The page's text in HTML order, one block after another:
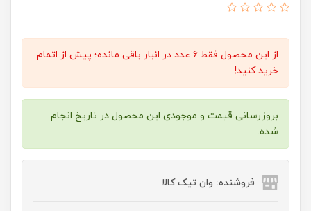
از این محصول فقط 6 عدد در انبار باقی مانده؛ پیش از اتمام
خرید کنید!
بروزرسانی قیمت و موجودی این محصول در تاریخ انجام
شده.
فروشنده: وان تیک کالا